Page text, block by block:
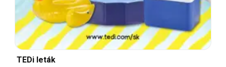
TEDi leták